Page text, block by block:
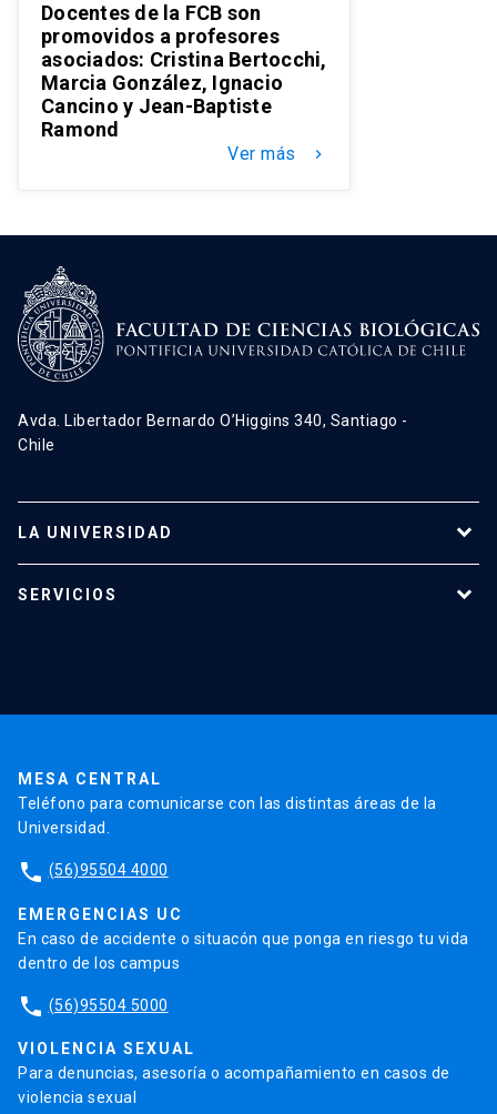
Docentes de la FCB son
promovidos a profesores
asociados: Cristina Bertocchi,
Marcia González, Ignacio
Cancino y Jean-Baptiste
Ramond
Ver más keyboard_arrow_right
Avda. Libertador Bernardo O’Higgins 340, Santiago -
Chile
LA UNIVERSIDAD
Admisión
SERVICIOS
MESA CENTRAL
Teléfono para comunicarse con las distintas áreas de la
Universidad.
phone (56)95504 4000
EMERGENCIAS UC
En caso de accidente o situacón que ponga en riesgo tu vida
dentro de los campus
phone (56)95504 5000
VIOLENCIA SEXUAL
Para denuncias, asesoría o acompañamiento en casos de
violencia sexual